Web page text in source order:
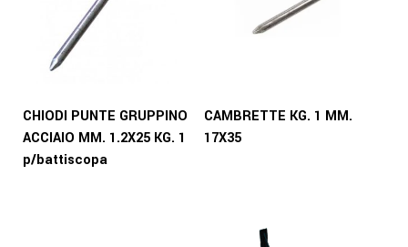
CHIODI PUNTE GRUPPINO
ACCIAIO MM. 1.2X25 KG. 1
p/battiscopa
CAMBRETTE KG. 1 MM.
17X35